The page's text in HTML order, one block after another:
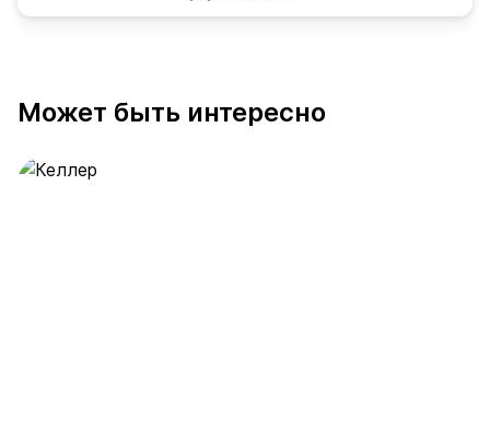
Может быть интересно